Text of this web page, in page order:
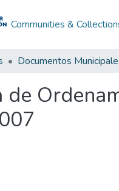
Communities &
Documentos
de